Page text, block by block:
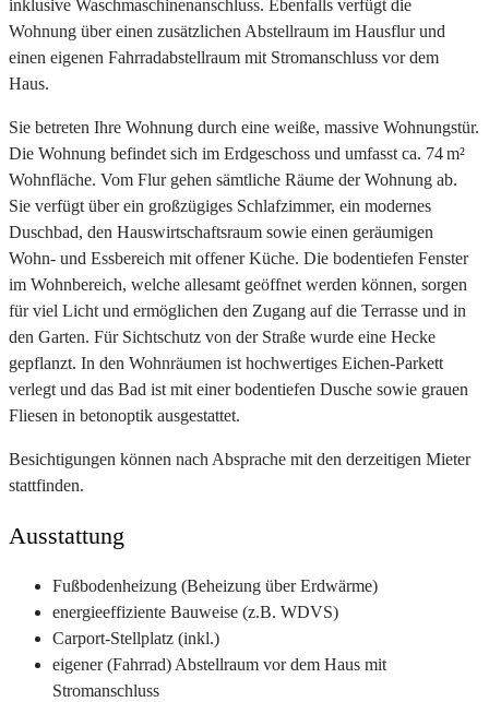
inklusive Waschmaschinenanschluss. Ebenfalls verfügt die
Wohnung über einen zusätzlichen Abstellraum im Hausflur und
einen eigenen Fahrradabstellraum mit Stromanschluss vor dem
Haus.
Sie betreten Ihre Wohnung durch eine weiße, massive Wohnungstür.
Die Wohnung befindet sich im Erdgeschoss und umfasst ca. 74 m²
Wohnfläche. Vom Flur gehen sämtliche Räume der Wohnung ab.
Sie verfügt über ein großzügiges Schlafzimmer, ein modernes
Duschbad, den Hauswirtschaftsraum sowie einen geräumigen
Wohn- und Essbereich mit offener Küche. Die bodentiefen Fenster
im Wohnbereich, welche allesamt geöffnet werden können, sorgen
für viel Licht und ermöglichen den Zugang auf die Terrasse und in
den Garten. Für Sichtschutz von der Straße wurde eine Hecke
gepflanzt. In den Wohnräumen ist hochwertiges Eichen-Parkett
verlegt und das Bad ist mit einer bodentiefen Dusche sowie grauen
Fliesen in betonoptik ausgestattet.
Besichtigungen können nach Absprache mit den derzeitigen Mieter
stattfinden.
Ausstattung
Fußbodenheizung (Beheizung über Erdwärme)
energieeffiziente Bauweise (z.B. WDVS)
Carport-Stellplatz (inkl.)
eigener (Fahrrad) Abstellraum vor dem Haus mit
Stromanschluss